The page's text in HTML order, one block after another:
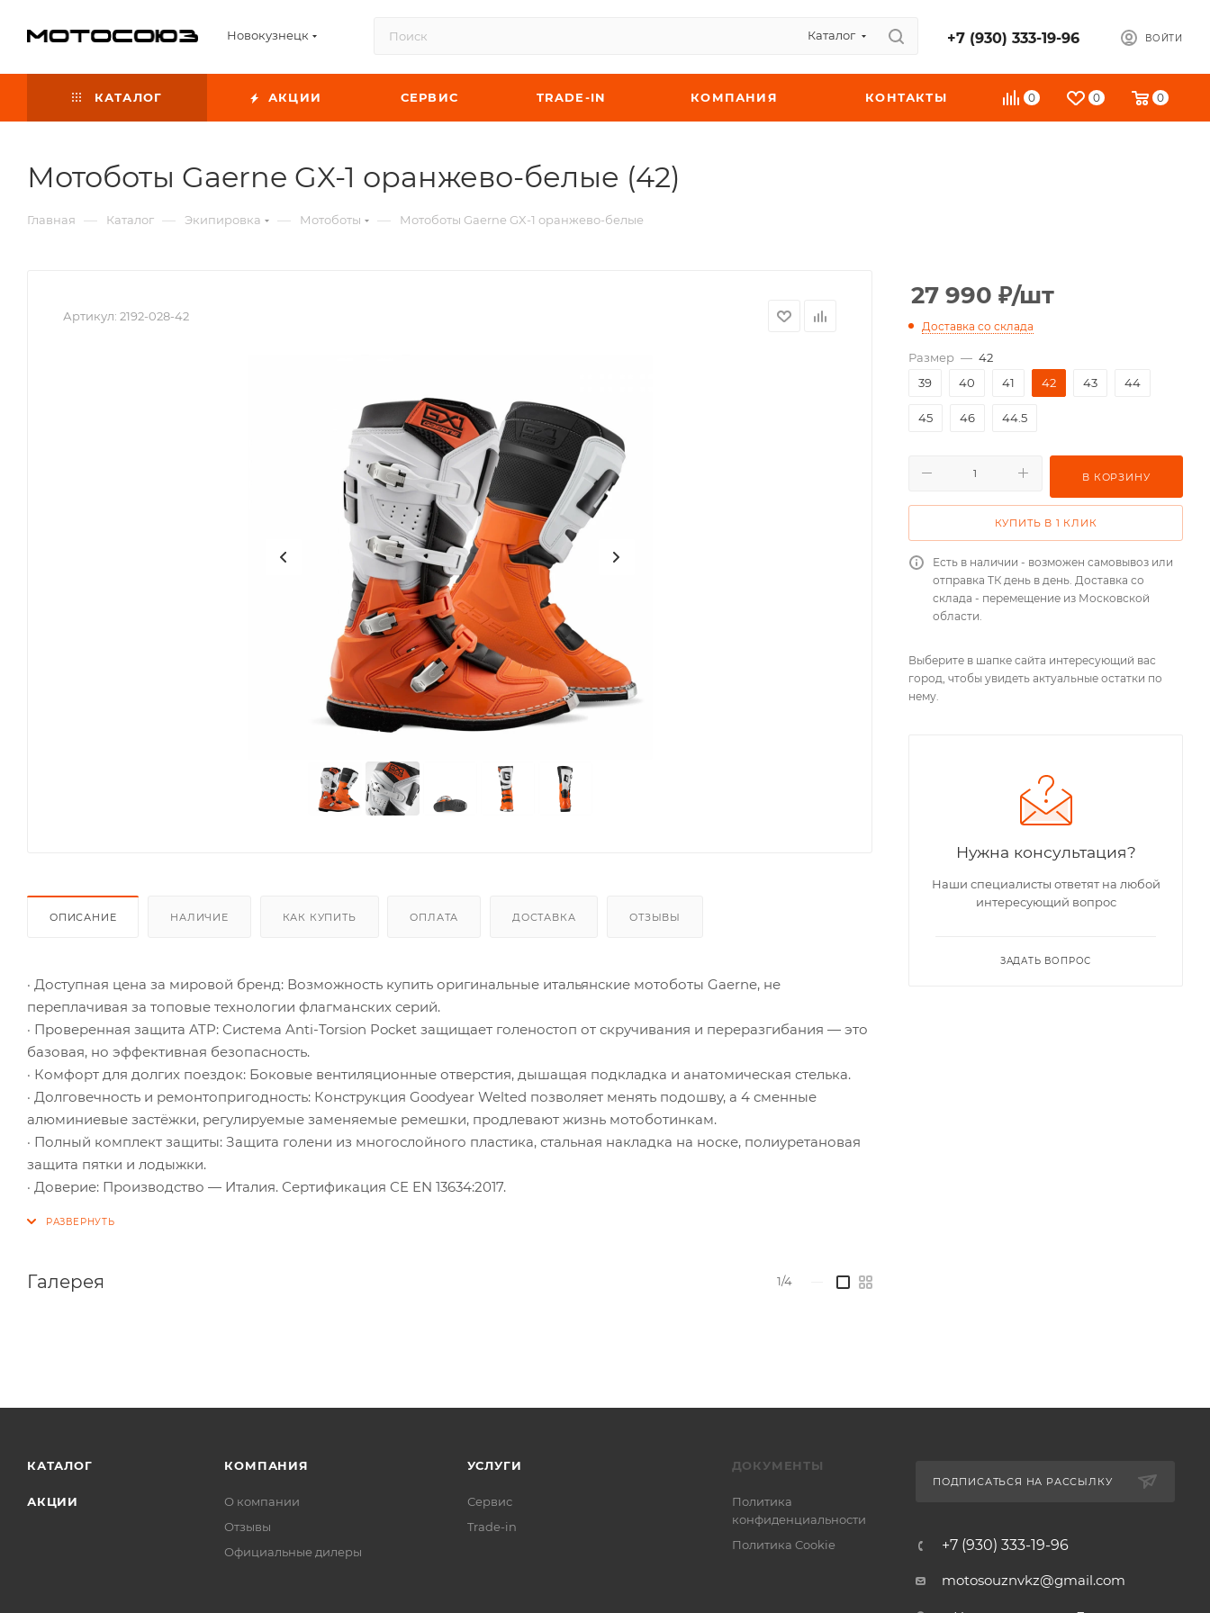
Новокузнецк Каталог +7 (930) 333-19-96 ВОЙТИ
0 0 0
КАТАЛОГ АКЦИИ СЕРВИС TRADE-IN КОМПАНИЯ КОНТАКТЫ
Мотоботы Gaerne GX-1 оранжево-белые (42)
Главная — Каталог — Экипировка — Мотоботы — Мотоботы Gaerne GX-1 оранжево-белые
Артикул: 2192-028-42
ОПИСАНИЕ НАЛИЧИЕ КАК КУПИТЬ ОПЛАТА ДОСТАВКА ОТЗЫВЫ
· Доступная цена за мировой бренд: Возможность купить оригинальные итальянские мотоботы Gaerne, не
переплачивая за топовые технологии флагманских серий.
· Проверенная защита ATP: Система Anti-Torsion Pocket защищает голеностоп от скручивания и переразгибания — это
базовая, но эффективная безопасность.
· Комфорт для долгих поездок: Боковые вентиляционные отверстия, дышащая подкладка и анатомическая стелька.
· Долговечность и ремонтопригодность: Конструкция Goodyear Welted позволяет менять подошву, а 4 сменные
алюминиевые застёжки, регулируемые заменяемые ремешки, продлевают жизнь мотоботинкам.
· Полный комплект защиты: Защита голени из многослойного пластика, стальная накладка на носке, полиуретановая
защита пятки и лодыжки.
· Доверие: Производство — Италия. Сертификация CE EN 13634:2017.
Галерея 1/4
27 990 ₽/шт
Доставка со склада
Размер — 42
39
40 41 42 43 44
45 46 44.5
В КОРЗИНУ
КУПИТЬ В 1 КЛИК
Есть в наличии - возможен самовывоз или
отправка ТК день в день. Доставка со
склада - перемещение из Московской
области.
Выберите в шапке сайта интересующий вас
город, чтобы увидеть актуальные остатки по
нему.
Нужна консультация?
Наши специалисты ответят на любой
интересующий вопрос
ЗАДАТЬ ВОПРОС
КАТАЛОГ
АКЦИИ
КОМПАНИЯ
О компании
Отзывы
Официальные дилеры
УСЛУГИ
Сервис
Trade-in
ДОКУМЕНТЫ
Политика
конфиденциальности
Политика Cookie
ПОДПИСАТЬСЯ НА РАССЫЛКУ
+7 (930) 333-19-96
motosouznvkz@gmail.com